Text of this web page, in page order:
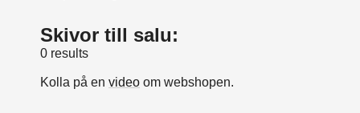
Skivor till salu:
0 results
Kolla på en video om webshopen.